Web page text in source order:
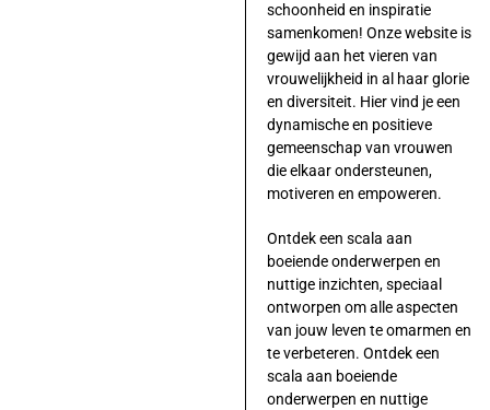
schoonheid en inspiratie
samenkomen! Onze website is
gewijd aan het vieren van
vrouwelijkheid in al haar glorie
en diversiteit. Hier vind je een
dynamische en positieve
gemeenschap van vrouwen
die elkaar ondersteunen,
motiveren en empoweren.
Ontdek een scala aan
boeiende onderwerpen en
nuttige inzichten, speciaal
ontworpen om alle aspecten
van jouw leven te omarmen en
te verbeteren. Ontdek een
scala aan boeiende
onderwerpen en nuttige